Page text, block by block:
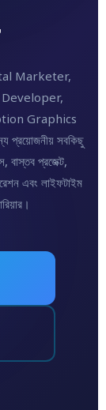
Marketer,
Graphics
সবকিছু
বাস্তব প্রজেক্ট,
এবং লাইফটাইম